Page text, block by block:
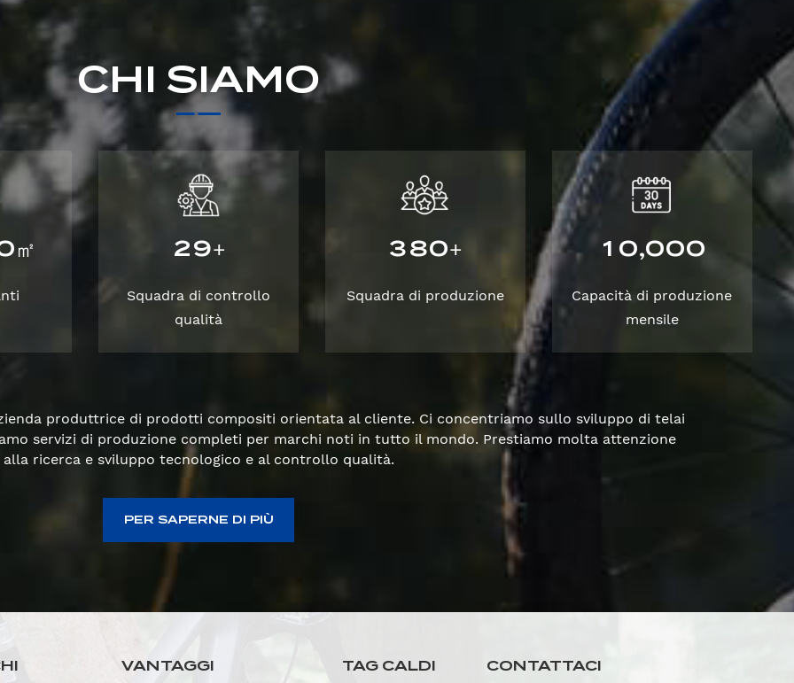
CHI SIAMO
㎡ 29+
Squadra di controllo
qualità
380+
Squadra di produzione
1 0,000
Capacità di produzione
mensile
produttrice di prodotti compositi orientata al cliente. Ci concentriamo sullo sviluppo di telai
servizi di produzione completi per marchi noti in tutto il mondo. Prestiamo molta attenzione
alla ricerca e sviluppo tecnologico e al controllo qualità.
PER SAPERNE DI PIÙ
VANTAGGI
TAG CALDI CONTATTACI